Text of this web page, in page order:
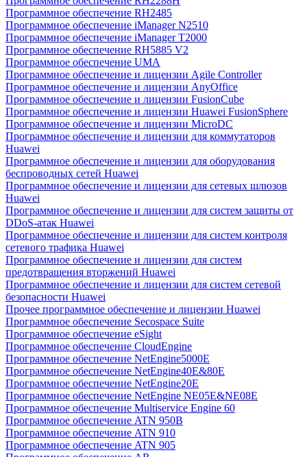
Программное обеспечение RH2485
Программное обеспечение iManager N2510
Программное обеспечение iManager T2000
Программное обеспечение RH5885 V2
Программное обеспечение UMA
Программное обеспечение и лицензии Agile Controller
Программное обеспечение и лицензии AnyOffice
Программное обеспечение и лицензии FusionCube
Программное обеспечение и лицензии Huawei FusionSphere
Программное обеспечение и лицензии MicroDC
Программное обеспечение и лицензии для коммутаторов
Huawei
Программное обеспечение и лицензии для оборудования
беспроводных сетей Huawei
Программное обеспечение и лицензии для сетевых шлюзов
Huawei
Программное обеспечение и лицензии для систем защиты от
DDoS-атак Huawei
Программное обеспечение и лицензии для систем контроля
сетевого трафика Huawei
Программное обеспечение и лицензии для систем
предотвращения вторжений Huawei
Программное обеспечение и лицензии для систем сетевой
безопасности Huawei
Прочее программное обеспечение и лицензии Huawei
Программное обеспечение Secospace Suite
Программное обеспечение eSight
Программное обеспечение CloudEngine
Программное обеспечение NetEngine5000E
Программное обеспечение NetEngine40E&80E
Программное обеспечение NetEngine20E
Программное обеспечение NetEngine NE05E&NE08E
Программное обеспечение Multiservice Engine 60
Программное обеспечение ATN 950B
Программное обеспечение ATN 910
Программное обеспечение ATN 905